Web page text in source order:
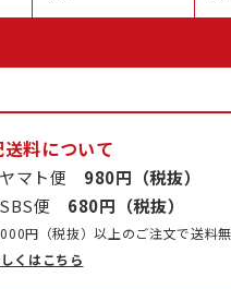
送料について
ヤマト便 980円（税抜）
SBS便 680円（税抜）
円（税抜）以上のご注文で送料
くはこちら